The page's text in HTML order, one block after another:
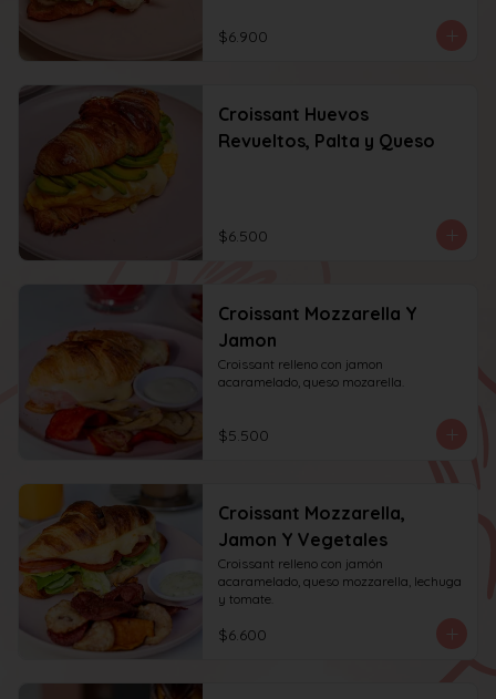
$6.900
Croissant Huevos
Revueltos, Palta y Queso
$6.500
Croissant Mozzarella Y
Jamon
Croissant relleno con jamon
acaramelado, queso mozarella.
$5.500
Croissant Mozzarella,
Jamon Y Vegetales
Croissant relleno con jamón
acaramelado, queso mozzarella, lechuga
y tomate.
$6.600